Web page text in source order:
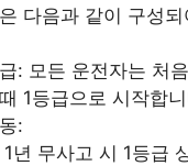
다음과 같이 구성
: 모든 운전자는 처
1등급으로 시작합
:
년 무사고 시 1등급